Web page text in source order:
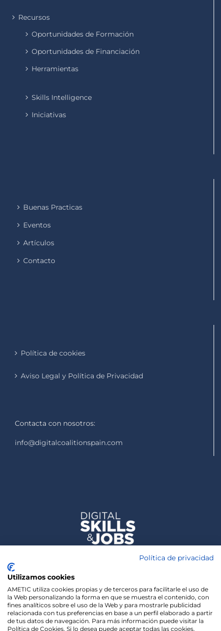
Recursos
Oportunidades de Formación
Oportunidades de Financiación
Herramientas
Skills Intelligence
Iniciativas
Buenas Practicas
Eventos
Artículos
Contacto
Política de cookies
Aviso Legal y Política de Privacidad
Contacta con nosotros:
info@digitalcoalitionspain.com
Política de privacidad
Utilizamos cookies
AMETIC utiliza cookies propias y de terceros para facilitarle el uso de
la Web personalizando la forma en que se muestra el contenido, con
fines analíticos sobre el uso de la Web y para mostrarle publicidad
relacionada con tus preferencias en base a un perfil elaborado a partir
de tus datos de navegación. Para más información puede visitar la
Política de Cookies. Si lo desea puede aceptar todas las cookies,